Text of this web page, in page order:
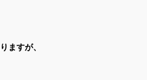
ますが、